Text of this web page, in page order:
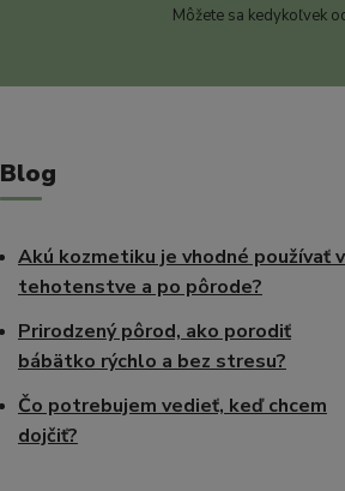
Môžete sa kedykoľvek
Blog
Akú kozmetiku je vhodné používať v
tehotenstve a po pôrode?
Prirodzený pôrod, ako porodiť
bábätko rýchlo a bez stresu?
Čo potrebujem vedieť, keď chcem
dojčiť?